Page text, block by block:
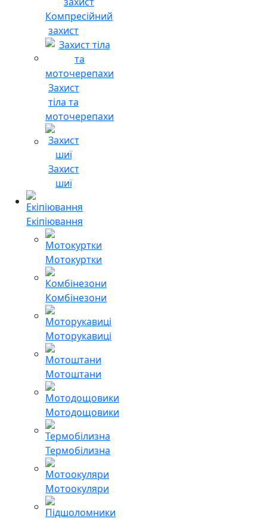
Компресійний
захист
Захист
тіла та
моточерепахи
Захист
шиї
Екіпіювання
Мотокуртки
Комбінезони
Моторукавиці
Мотоштани
Мотодощовики
Термобілизна
Мотоокуляри